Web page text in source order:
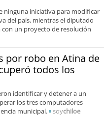
ninguna iniciativa para modificar
del país, mientras el diputado
un proyecto de resolución
por robo en Atina de
todos los
identificar y detener a un
los tres computadores
municipal.
soychiloe